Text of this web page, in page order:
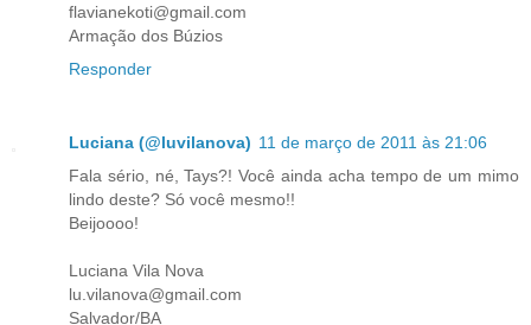
flavianekoti@gmail.com
Armação dos Búzios
Responder
Luciana (@luvilanova) 11 de março de 2011 às 21:06
Fala sério, né, Tays?! Você ainda acha tempo de um mimo
lindo deste? Só você mesmo!!
Beijoooo!
Luciana Vila Nova
lu.vilanova@gmail.com
Salvador/BA